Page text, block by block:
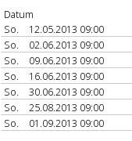
Datum
So.
12.05.2013 09:00
So.
02.06.2013 09:00
So.
09.06.2013 09:00
So.
16.06.2013 09:00
So.
30.06.2013 09:00
So.
25.08.2013 09:00
So.
01.09.2013 09:00